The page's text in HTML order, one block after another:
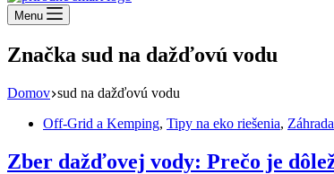
Menu
Značka sud na dažďovú vodu
Domov sud na dažďovú vodu
Off-Grid a Kemping, Tipy na eko riešenia, Záhrada
Zber dažďovej vody: Prečo je